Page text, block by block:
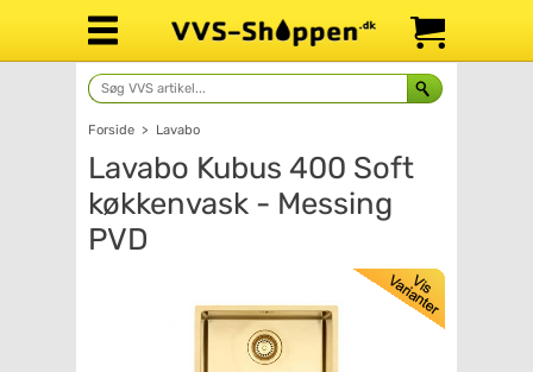
Forside > Lavabo
Lavabo Kubus 400 Soft
køkkenvask - Messing
PVD